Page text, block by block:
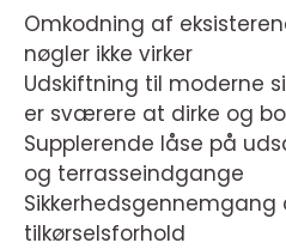
Omkodning af
nøgler ikke virker
Udskiftning til moderne
er sværere at dirke og
Supplerende låse på
og terrasseindgange
tilkørselsforhold